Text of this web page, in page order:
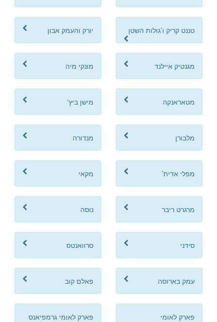
טננט קריק ו’גולות השטן יורק והעמק אבון
מגנטיק איילנד מונקי מיה
מטאראנקה מישן ביץ'
מלבורן מנדורה
מפלי אדית’ מקאי
מרגרט ריבר נוסה
סידני סרוואנטס
עמק בארוסה פאלם קוב
פארק לאומי
פארק לאומי גרמפיאנס